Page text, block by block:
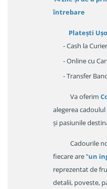
întrebare
Platești
- Cash la
- Online cu
- Transfer
Va oferim
alegerea
și pasiunile
Cadourile
fiecare are "un
reprezentat de
detalii, poveste,